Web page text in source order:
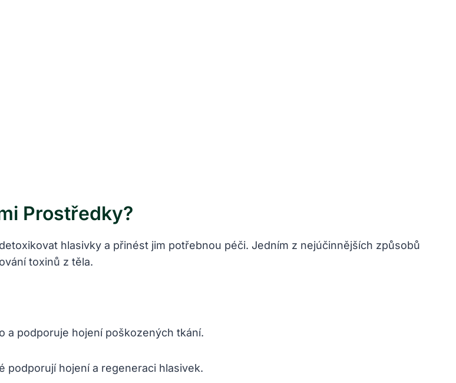
Prostředky?
hlasivky a přinést jim potřebnou péči. Jedním z nejúčinnějších způsobů
toxinů z těla.
a podporuje hojení poškozených tkání.
podporují hojení a regeneraci hlasivek.